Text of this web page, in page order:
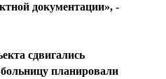
документации», -
сдвигались
планировали